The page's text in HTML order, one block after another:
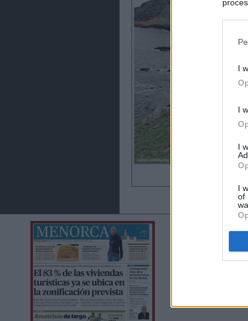
I
I
I
I
of